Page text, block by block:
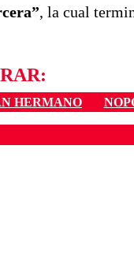
, la cual
HERMANO